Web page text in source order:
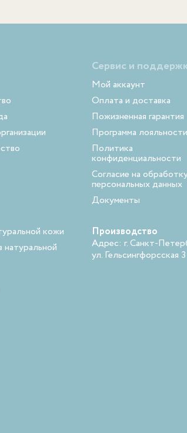
кожи
натуральной
Сервис и
Мой аккаунт
Оплата и доставка
Пожизненная гарантия
Программа лояльности
Политика
конфиденциальности
Согласие на
персональных данных
Документы
Производство
Адрес: г. Санкт-
ул. Гельсингфорсская 3